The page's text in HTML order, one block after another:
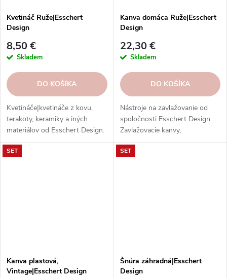
Kvetináč Ruže|Esschert
Design
8,50 €
Skladem
DO KOŠÍKA
Kvetináče|kvetináče z kovu,
terakoty, keramiky a iných
materiálov od Esschert Design.
Štýlové a kvalitné doplnky pre
vaše rastliny.
Kanva domáca Ruže|Esschert
Design
22,30 €
Skladem
DO KOŠÍKA
Nástroje na zavlažovanie od
spoločnosti Esschert Design.
Zavlažovacie kanvy,
postrekovače, striekačky,
hadice, postrekovače a ďalšie
SET
Kanva plastová,
Vintage|Esschert Design
SET
Šnúra záhradná|Esschert
Design